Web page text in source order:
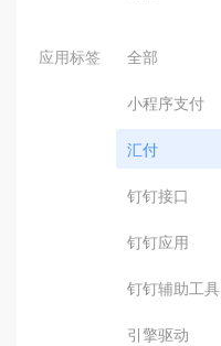
应用标签 全部
小程序支付
汇付
钉钉接口
钉钉应用
钉钉辅助工具
引擎驱动